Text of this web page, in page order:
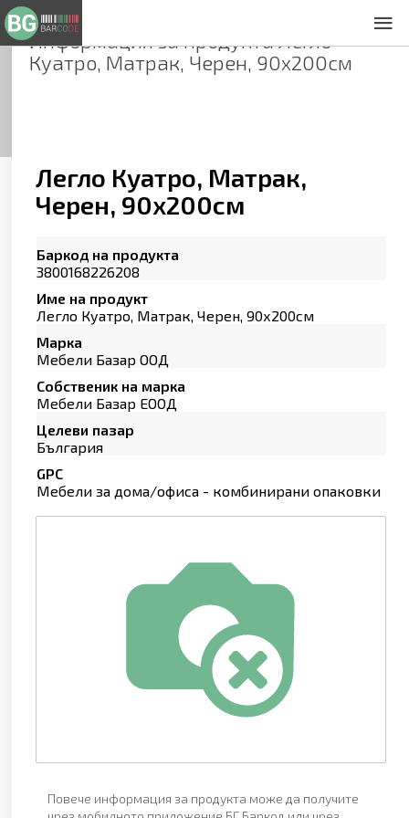
Информация за продуктаЛегло
Куатро, Матрак, Черен, 90х200см
Легло Куатро, Матрак,
Черен, 90х200см
Баркод на продукта
3800168226208
Име на продукт
Легло Куатро, Матрак, Черен, 90х200см
Марка
Мебели Базар ООД
Собственик на марка
Мебели Базар ЕООД
Целеви пазар
България
GPC
Мебели за дома/офиса - комбинирани опаковки
Повече информация за продукта може да получите
Общи условия